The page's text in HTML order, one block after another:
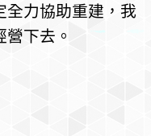
全力協助重建，我
下去。